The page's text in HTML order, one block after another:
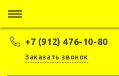
+7 (912) 476-10-80
Заказать звонок